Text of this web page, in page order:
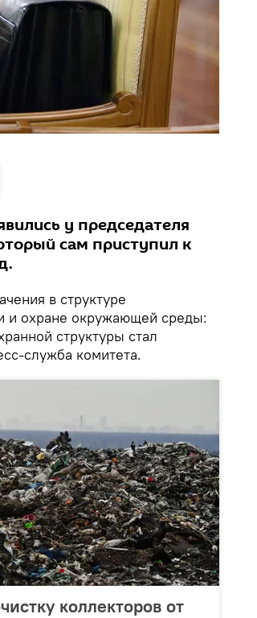
у председателя
сам приступил к
в структуре
и охране окружающей среды:
структуры стал
служба комитета.
коллекторов от